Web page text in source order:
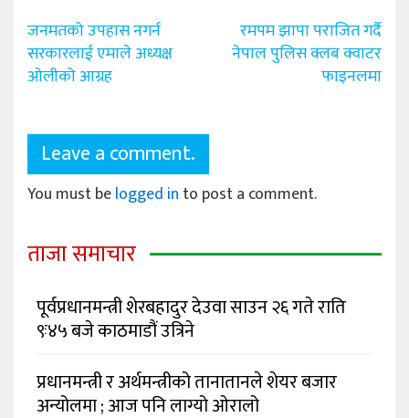
Post
navigation
जनमतको उपहास नगर्न
सरकारलाई एमाले अध्यक्ष
ओलीको आग्रह
रमपम झापा पराजित गर्दै
नेपाल पुलिस क्लब क्वाटर
फाइनलमा
Leave a comment.
You must belogged in to post a comment.
ताजा समाचार
पूर्वप्रधानमन्त्री शेरबहादुर देउवा साउन २६ गते राति
९ः४५ बजे काठमाडौं उत्रिने
प्रधानमन्त्री र अर्थमन्त्रीको तानातानले शेयर बजार
अन्योलमा ; आज पनि लाग्यो ओरालो